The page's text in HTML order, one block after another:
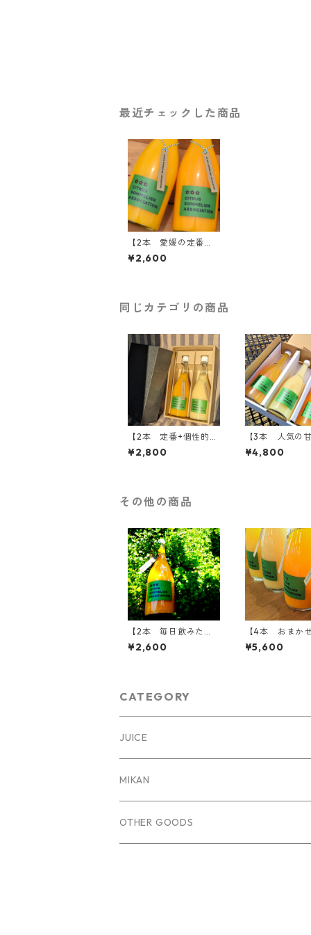
最近チェックした商品
【2本 愛媛の定番】
柑橘ジュースセット
（ポンカン・伊予柑）
¥2,600
同じカテゴリの商品
【2本 定番+個性的】
柑橘ジュースセット
（温州みかん・はる
¥2,800
【3本 人気の
系】柑橘ジュー
ト（せとか・は
¥4,800
その他の商品
【2本 毎日飲みた
い】温州みかんジュー
スセット
¥2,600
【4本 おまか
クト】柑橘ジュ
ット（おまかせ
¥5,600
CATEGORY
JUICE
MIKAN
OTHER GOODS